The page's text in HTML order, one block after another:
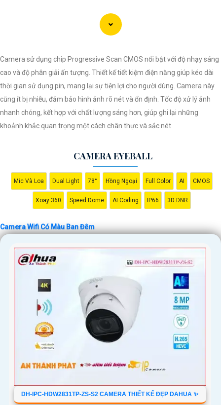
ghi lại, tăng cường sự an toàn cho gia đình và tài sản của bạn. Sau
camera wifi quan sát ban đêm có màu chất lượng mà giá rẻ dành
'
Camera sử dụng chip Progressive Scan CMOS nổi bật với độ nhạy sáng
cao và độ phân giải ấn tượng. Thiết kế tiết kiệm điện năng giúp kéo dài
thời gian sử dụng pin, mang lại sự tiện lợi cho người dùng. Camera này
cũng ít bị nhiễu, đảm bảo hình ảnh rõ nét và ổn định. Tốc độ xử lý ảnh
nhanh chóng, kết hợp với chất lượng sáng hơn, giúp ghi lại những
khoảnh khắc quan trọng một cách chân thực và sắc nét.
CAMERA EYEBALL
Mic Và Loa Dual Light 78° Hồng Ngoại Full Color AI CMOS
Xoay 360 Speed Dome AI Coding IP66 3D DNR
Camera Wifi Có Màu Ban Đêm
DH-IPC-HDW2831TP-ZS-S2 CAMERA THIẾT KẾ ĐẸP DAHUA ✨